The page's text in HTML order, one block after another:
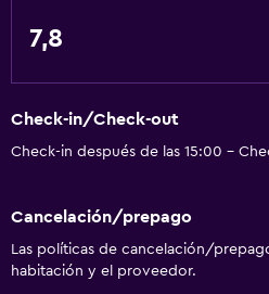
7,8
Check-in/Check-out
Check-in después de las 15:00 -
Cancelación/prepago
Las políticas de cancelación/
habitación y el proveedor.